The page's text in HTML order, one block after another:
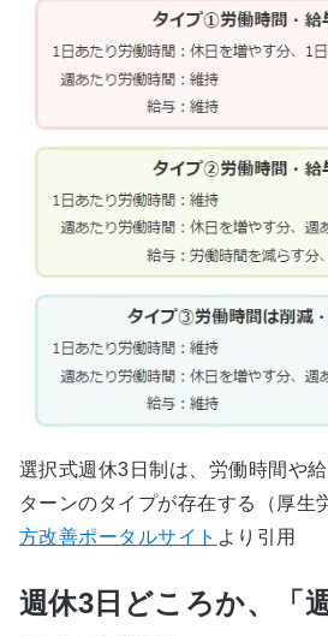
選択式週休3日制は、労働時間や
ターンのタイプが存在する（厚生
方改善ポータルサイト より引用
週休3日どころか、「